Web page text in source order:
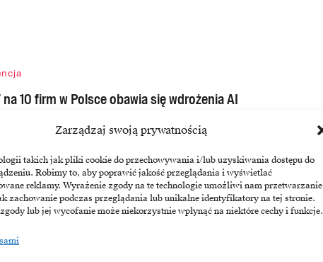
Zarządzaj swoją prywatnością
takich jak pliki cookie do przechowywania i/lub uzyskiwania dostępu do
Robimy to, aby poprawić jakość przeglądania i wyświetlać
reklamy. Wyrażenie zgody na te technologie umożliwi nam przetwarzanie
zachowanie podczas przeglądania lub unikalne identyfikatory na tej stronie.
lub jej wycofanie może niekorzystnie wpłynąć na niektóre cechy i funkcje.
na 10 firm w Polsce obawia się wdrożenia AI
informacji paraliżuje innowacje w większości polskich